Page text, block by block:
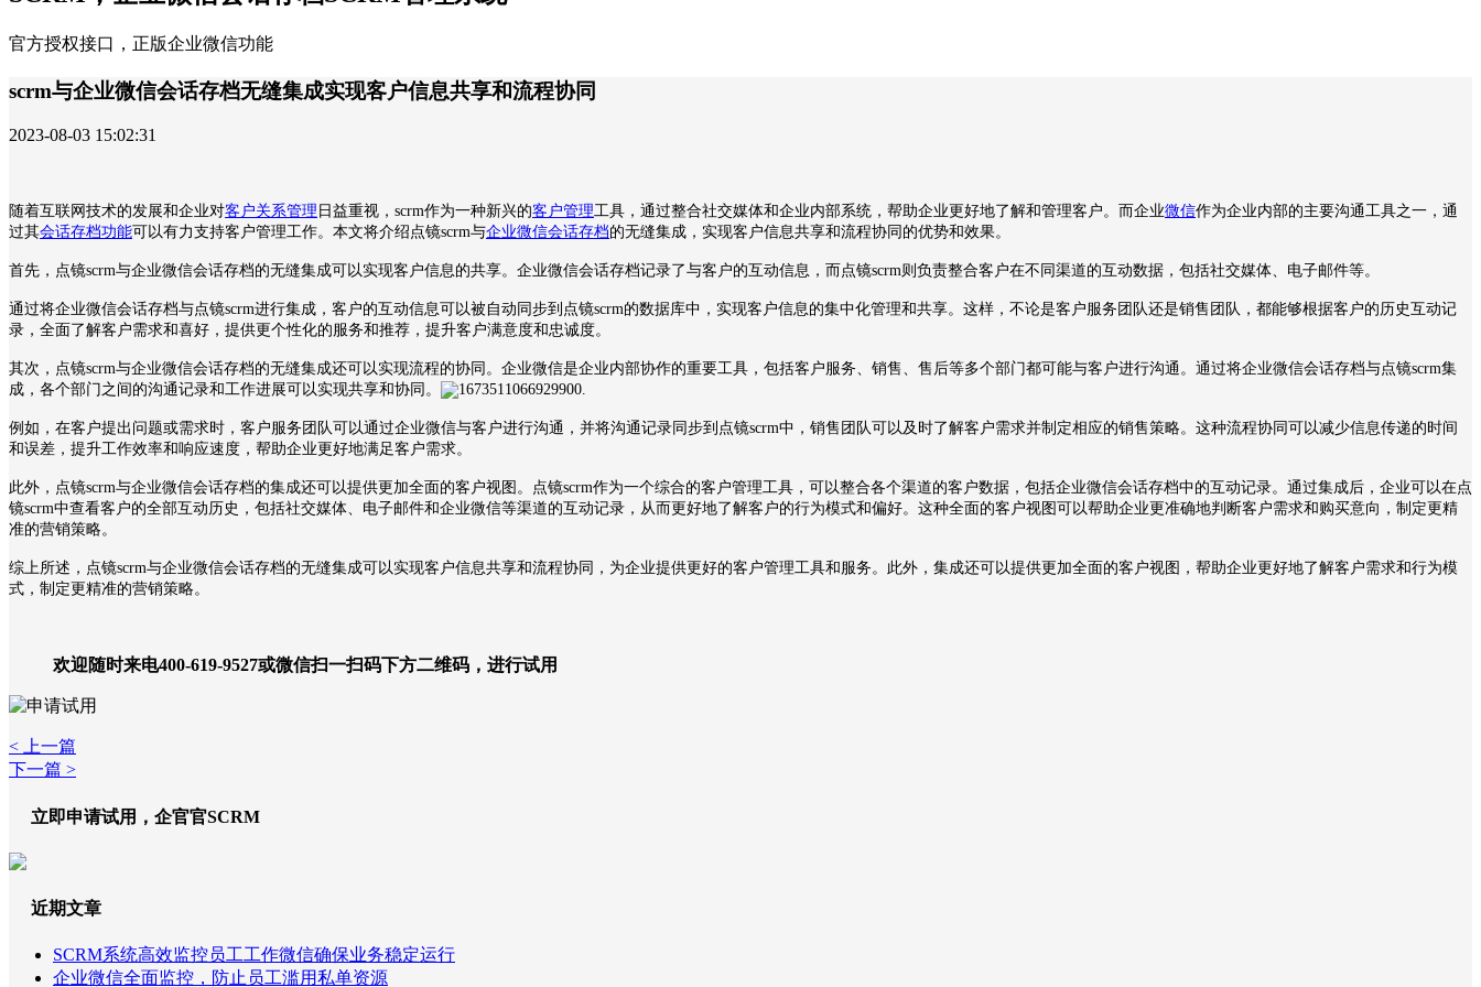
官方授权接口，正版企业微信功能
scrm与企业微信会话存档无缝集成实现客户信息共享和流程协同
2023-08-03 15:02:31
随着互联网技术的发展和企业对客户关系管理 日益重视， scrm作为一种新兴的客户管理工具，通过整合社交媒体和企业内部系统，帮助企业更好地了解和管理客户。而企业微信作为企业内部的主要沟通工具之一，通
过其会话存档功能可以有力支持客户管理工作。本文将介绍点镜scrm与企业微信会话存档的无缝集成，实现客户信息共享和流程协同的优势和效果。
首先，点镜scrm与企业微信会话存档的无缝集成可以实现客户信息的共享。企业微信会话存档记录了与客户的互动信息，而点镜scrm则负责整合客户在不同渠道的互动数据，包括社交媒体、电子邮件等。
通过将企业微信会话存档与点镜scrm进行集成，客户的互动信息可以被自动同步到点镜scrm的数据库中，实现客户信息的集中化管理和共享。这样，不论是客户服务团队还是销售团队，都能够根据客户的历史互动记
录，全面了解客户需求和喜好，提供更个性化的服务和推荐，提升客户满意度和忠诚度。
其次，点镜scrm与企业微信会话存档的无缝集成还可以实现流程的协同。企业微信是企业内部协作的重要工具，包括客户服务、销售、售后等多个部门都可能与客户进行沟通。通过将企业微信会话存档与点镜scrm集
成，各个部门之间的沟通记录和工作进展可以实现共享和协同。
例如，在客户提出问题或需求时，客户服务团队可以通过企业微信与客户进行沟通，并将沟通记录同步到点镜scrm中，销售团队可以及时了解客户需求并制定相应的销售策略。这种流程协同可以减少信息传递的时间
和误差，提升工作效率和响应速度，帮助企业更好地满足客户需求。
此外，点镜scrm与企业微信会话存档的集成还可以提供更加全面的客户视图。点镜scrm作为一个综合的客户管理工具，可以整合各个渠道的客户数据，包括企业微信会话存档中的互动记录。通过集成后，企业可以在点
镜scrm中查看客户的全部互动历史，包括社交媒体、电子邮件和企业微信等渠道的互动记录，从而更好地了解客户的行为模式和偏好。这种全面的客户视图可以帮助企业更准确地判断客户需求和购买意向，制定更精
准的营销策略。
综上所述，点镜scrm与企业微信会话存档的无缝集成可以实现客户信息共享和流程协同，为企业提供更好的客户管理工具和服务。此外，集成还可以提供更加全面的客户视图，帮助企业更好地了解客户需求和行为模
式，制定更精准的营销策略。
欢迎随时来电400-619-9527或微信扫一扫码下方二维码，进行试用
< 上一篇
下一篇 >
立即申请试用，企官官SCRM
近期文章
SCRM系统高效监控员工工作微信确保业务稳定运行
企业微信全面监控，防止员工滥用私单资源